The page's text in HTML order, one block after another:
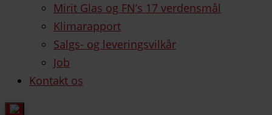
Mirit Glas og FN’s 17 verdensmål
Klimarapport
Salgs- og leveringsvilkår
Job
Kontakt os